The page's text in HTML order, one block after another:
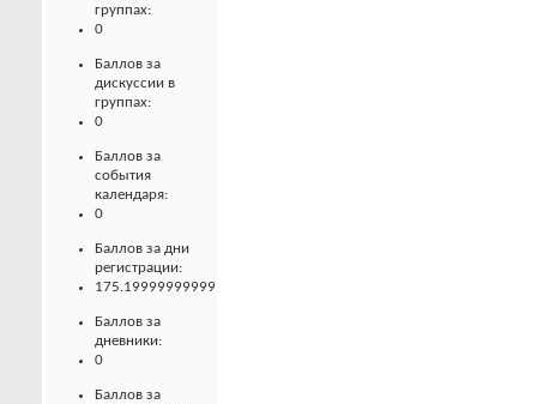
группах:
0
Баллов за
дискуссии в
группах:
0
Баллов за
события
календаря:
0
Баллов за дни
регистрации:
175.19999999999
Баллов за
дневники:
0
Баллов за